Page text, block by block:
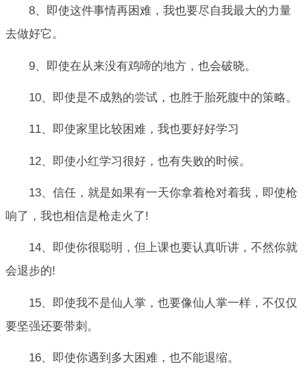
8、即使这件事情再困难，我也要尽自我最大的力量
去做好它。
9、即使在从来没有鸡啼的地方，也会破晓。
10、即使是不成熟的尝试，也胜于胎死腹中的策略。
11、即使家里比较困难，我也要好好学习
12、即使小红学习很好，也有失败的时候。
13、信任，就是如果有一天你拿着枪对着我，即使枪
响了，我也相信是枪走火了!
14、即使你很聪明，但上课也要认真听讲，不然你就
会退步的!
15、即使我不是仙人掌，也要像仙人掌一样，不仅仅
要坚强还要带刺。
16、即使你遇到多大困难，也不能退缩。